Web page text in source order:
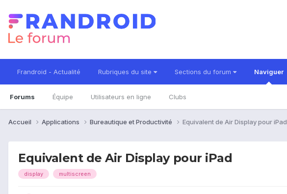
Frandroid - Actualité Rubriques du site Sections du forum Naviguer
Forums Équipe Utilisateurs en ligne Clubs
Accueil Applications Bureautique et Productivité Equivalent de Air Display pour iPad
Equivalent de Air Display pour iPad
display multiscreen